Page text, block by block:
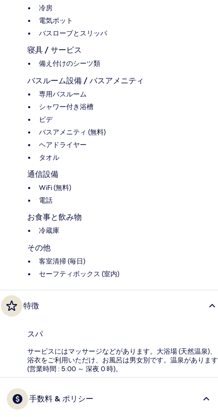
冷房
電気ポット
バスローブとスリッパ
寝具 / サービス
備え付けのシーツ類
バスルーム設備 / バスアメニティ
専用バスルーム
シャワー付き浴槽
ビデ
バスアメニティ (無料)
ヘアドライヤー
タオル
通信設備
WiFi (無料)
電話
お食事と飲み物
冷蔵庫
その他
客室清掃 (毎日)
セーフティボックス (室内)
特徴
スパ
サービスにはマッサージなどがあります。大浴場 (天然温泉)、
浴衣をご利用いただけ、お風呂は男女別です。温泉があります
(営業時間 : 5:00 ～ 深夜 0 時)。
手数料 & ポリシー